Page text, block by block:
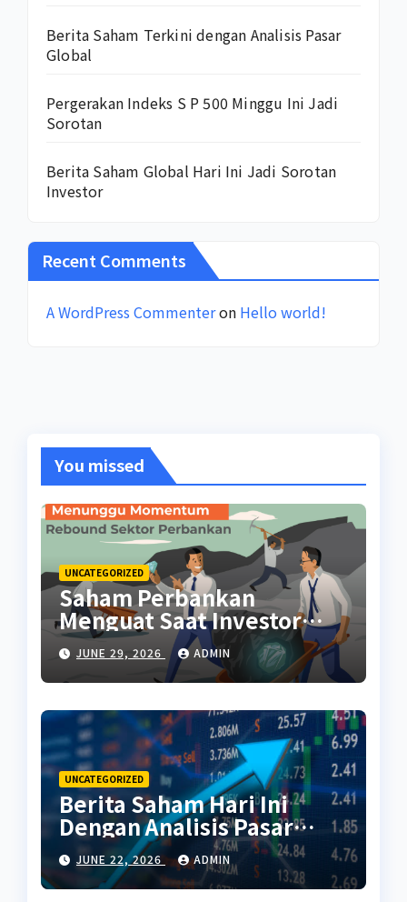
Berita Saham Terkini dengan Analisis Pasar
Global
Pergerakan Indeks S P 500 Minggu Ini Jadi
Sorotan
Berita Saham Global Hari Ini Jadi Sorotan
Investor
Recent Comments
A WordPress Commenteron Hello world!
You missed
UNCATEGORIZED
Saham Perbankan
Menguat Saat Investor
Kembali Aktif
JUNE 29, 2026 ADMIN
UNCATEGORIZED
Berita Saham Hari Ini
Dengan Analisis Pasar
Terbaru
JUNE 22, 2026 ADMIN